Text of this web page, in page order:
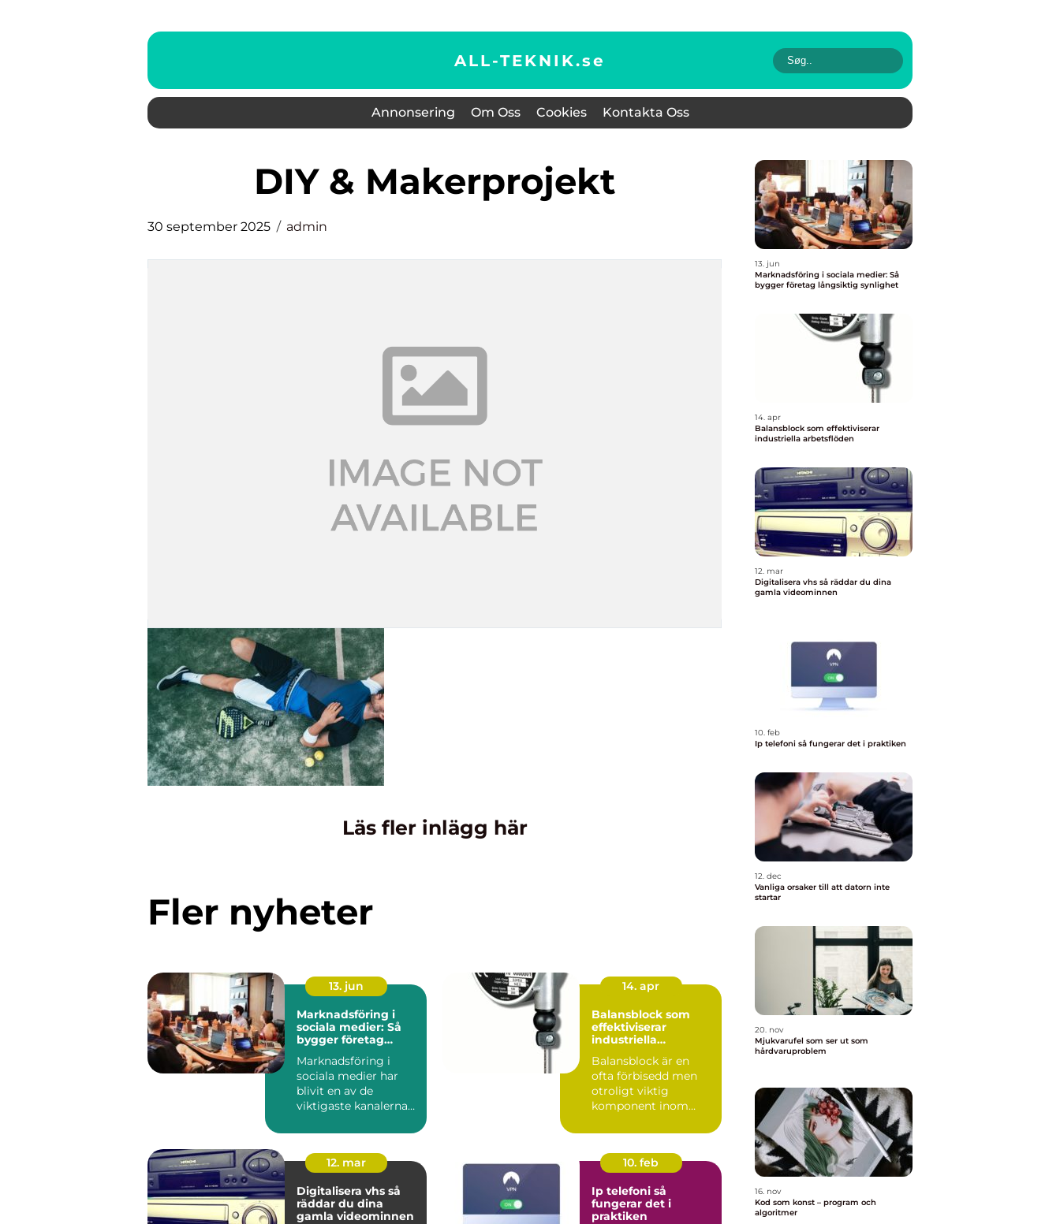
ALL-TEKNIK.se
Annonsering Om Oss Cookies Kontakta Oss
DIY & Makerprojekt
30 september 2025 admin
Läs fler inlägg här
Fler nyheter
13. jun
Marknadsföring i
sociala medier: Så
bygger företag
Marknadsföring i
sociala medier har
blivit en av de
viktigaste kanalerna
14. apr
Balansblock som
effektiviserar
industriella
Balansblock är en
ofta förbisedd men
otroligt viktig
komponent inom
12. mar
Digitalisera vhs så
räddar du dina
gamla videominnen
10. feb
Ip telefoni så
fungerar det i
praktiken
13. jun
Marknadsföring i sociala medier: Så
bygger företag långsiktig synlighet
14. apr
Balansblock som effektiviserar
industriella arbetsflöden
12. mar
Digitalisera vhs så räddar du dina
gamla videominnen
10. feb
Ip telefoni så fungerar det i praktiken
12. dec
Vanliga orsaker till att datorn inte
startar
20. nov
Mjukvarufel som ser ut som
hårdvaruproblem
16. nov
Kod som konst – program och
algoritmer